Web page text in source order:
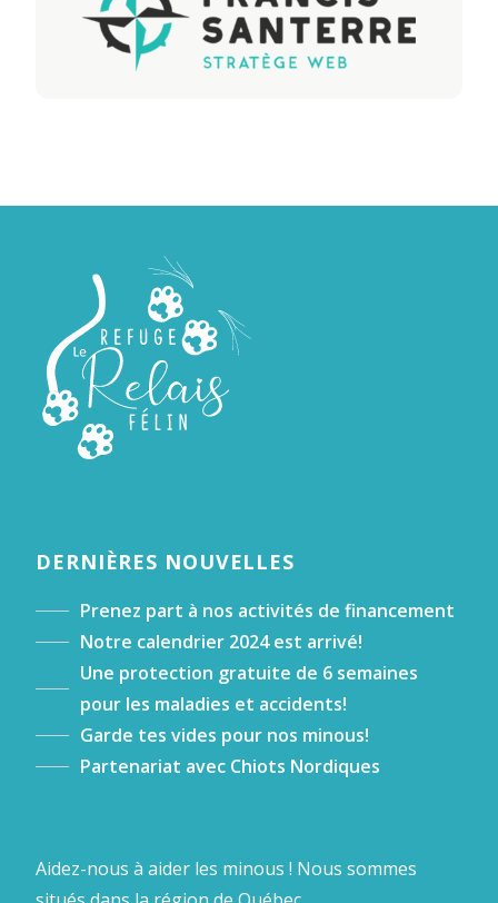
DERNIÈRES NOUVELLES
Prenez part à nos activités de financement
Notre calendrier 2024 est arrivé!
Une protection gratuite de 6 semaines
pour les maladies et accidents!
Garde tes vides pour nos minous!
Partenariat avec Chiots Nordiques
Aidez-nous à aider les minous ! Nous sommes